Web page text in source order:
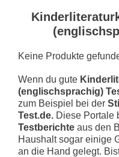
Keine Produkte
Wenn du gute
(englischsprachig)
zum Beispiel bei der
Test.de. Diese Portale
Testberichte aus den
Haushalt sogar einige
an die Hand gelegt.